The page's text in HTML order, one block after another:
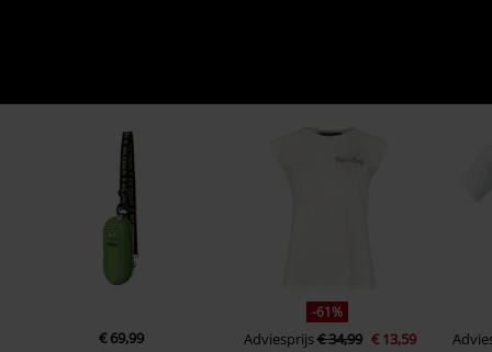
€ 69,99
-61%
Adviesprijs€ 34,99 € 13,59